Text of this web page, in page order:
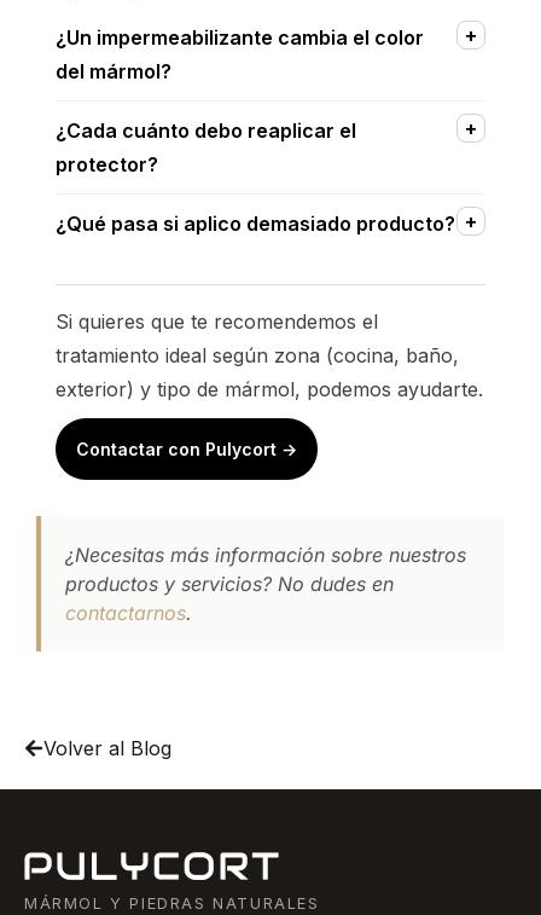
¿Un impermeabilizante cambia el color
del mármol?
¿Cada cuánto debo reaplicar el
protector?
¿Qué pasa si aplico demasiado producto?
Si quieres que te recomendemos el
tratamiento ideal según zona (cocina, baño,
exterior) y tipo de mármol, podemos ayudarte.
Contactar con Pulycort →
¿Necesitas más información sobre nuestros
productos y servicios? No dudes en
contactarnos.
Volver al Blog
MÁRMOL Y PIEDRAS NATURALES